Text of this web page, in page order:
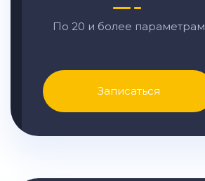
По 20 и более параметрам
Записаться